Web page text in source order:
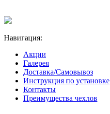
Навигация:
Акции
Галерея
Доставка/Самовывоз
Инструкция по установке
Контакты
Преимущества чехлов